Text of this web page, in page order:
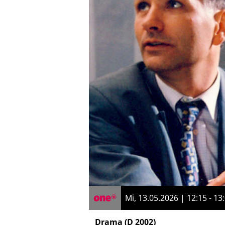
Mi, 13.05.2026 | 12:15 -
Drama (D 2002)